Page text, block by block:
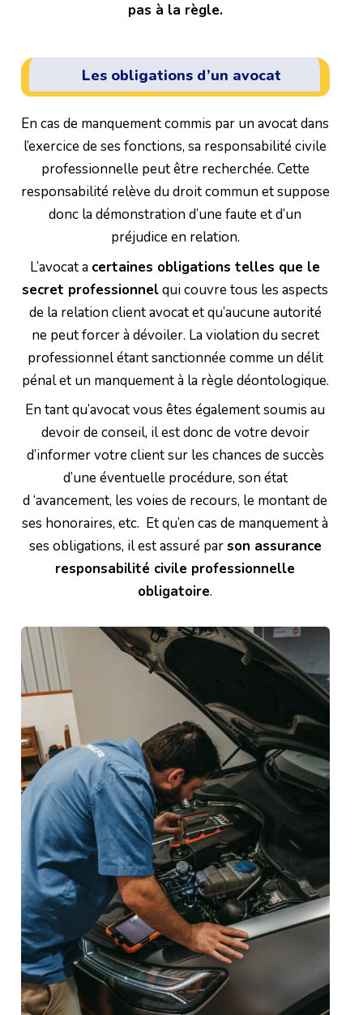
pas à la règle.
Les obligations d’un avocat
En cas de manquement commis par un avocat dans
l’exercice de ses fonctions, sa responsabilité civile
professionnelle peut être recherchée. Cette
responsabilité relève du droit commun et suppose
donc la démonstration d’une faute et d’un
préjudice en relation.
L’avocat a certaines obligations telles que le
secret professionnelqui couvre tous les aspects
de la relation client avocat et qu’aucune autorité
ne peut forcer à dévoiler. La violation du secret
professionnel étant sanctionnée comme un délit
pénal et un manquement à la règle déontologique.
En tant qu’avocat vous êtes également soumis au
devoir de conseil, il est donc de votre devoir
d’informer votre client sur les chances de succès
d’une éventuelle procédure, son état
d ‘avancement, les voies de recours, le montant de
ses honoraires, etc. Et qu’en cas de manquement à
ses obligations, il est assuré parson assurance
responsabilité civile professionnelle
obligatoire.